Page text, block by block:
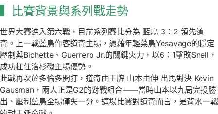
▍比賽背景與系列戰走勢
世界大賽進入第六戰，目前系列賽比分為 藍鳥 3：2 領先道
奇。上一戰藍鳥作客道奇主場，憑藉年輕菜鳥Yesavage的穩定
壓制與Bichette、Guerrero Jr.的關鍵火力，以6：1擊敗Snell，
成功扛住洛杉磯主場優勢。
此戰再次於多倫多開打，道奇由王牌 山本由伸 出馬對決 Kevin
Gausman，兩人正是G2的對戰組合——當時山本以九局完投勝
出、壓制藍鳥全場僅失一分。這場比賽對道奇而言，是背水一戰